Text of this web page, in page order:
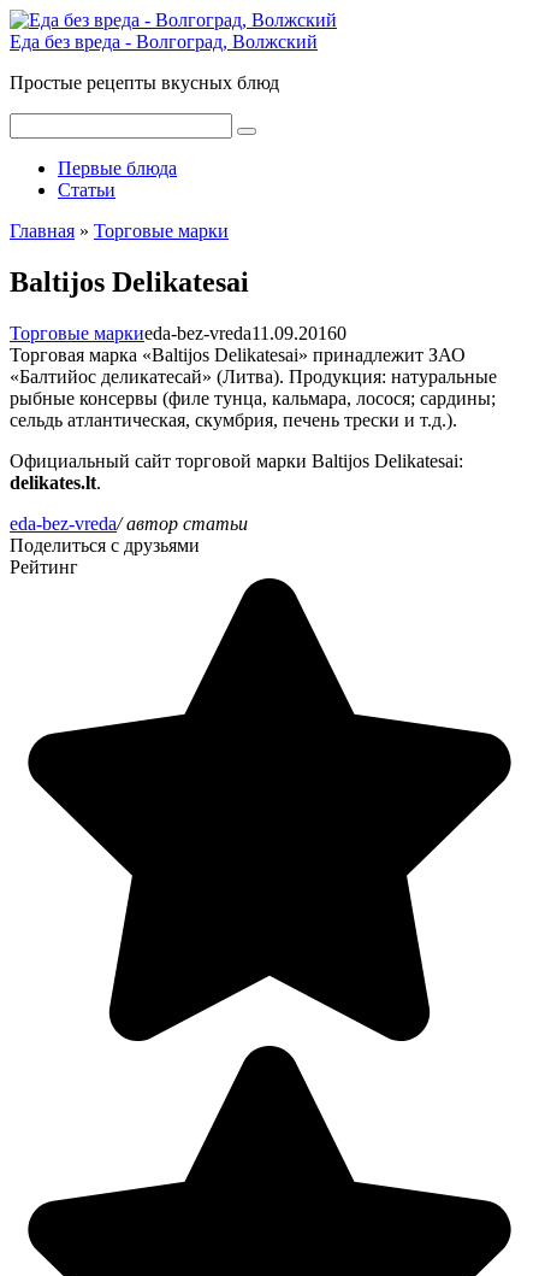
Перейти
к
Еда без вреда - Волгоград, Волжский
Простые рецепты вкусных блюд
Первые блюда
Статьи
Главная » Торговые марки
Baltijos Delikatesai
Торговые маркиeda-bez-vreda11.09.20160
Торговая марка «Baltijos Delikatesai» принадлежит ЗАО
«Балтийос деликатесай» (Литва). Продукция: натуральные
рыбные консервы (филе тунца, кальмара, лосося; сардины;
сельдь атлантическая, скумбрия, печень трески и т.д.).
Официальный сайт торговой марки Baltijos Delikatesai:
delikates.lt.
eda-bez-vreda/ автор статьи
Поделиться с друзьями
Рейтинг